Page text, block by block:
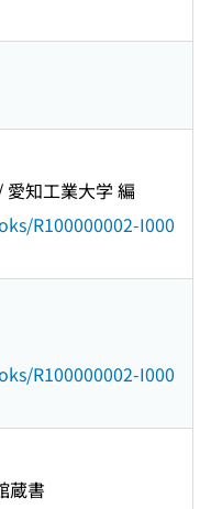
知工業大学 編
R100000002-I000
R100000002-I000
蔵書